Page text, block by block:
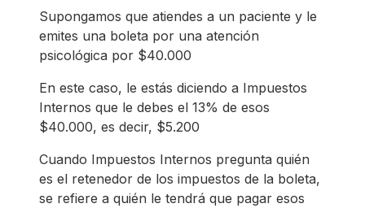
Supongamos que atiendes a un paciente y le
emites una boleta por una atención
psicológica por $40.000
En este caso, le estás diciendo a Impuestos
Internos que le debes el 13% de esos
$40.000, es decir, $5.200
Cuando Impuestos Internos pregunta quién
es el retenedor de los impuestos de la boleta,
se refiere a quién le tendrá que pagar esos